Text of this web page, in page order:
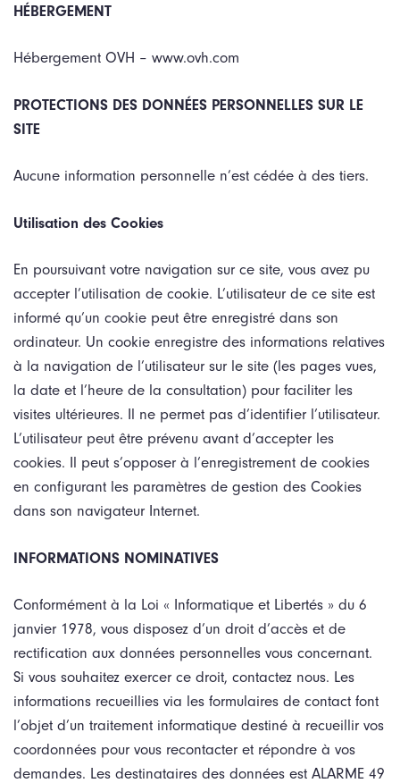
HÉBERGEMENT
Hébergement OVH – www.ovh.com
PROTECTIONS DES DONNÉES PERSONNELLES SUR LE
SITE
Aucune information personnelle n’est cédée à des tiers.
Utilisation des Cookies
En poursuivant votre navigation sur ce site, vous avez pu
accepter l’utilisation de cookie. L’utilisateur de ce site est
informé qu’un cookie peut être enregistré dans son
ordinateur. Un cookie enregistre des informations relatives
à la navigation de l’utilisateur sur le site (les pages vues,
la date et l’heure de la consultation) pour faciliter les
visites ultérieures. Il ne permet pas d’identifier l’utilisateur.
L’utilisateur peut être prévenu avant d’accepter les
cookies. Il peut s’opposer à l’enregistrement de cookies
en configurant les paramètres de gestion des Cookies
dans son navigateur Internet.
INFORMATIONS NOMINATIVES
Conformément à la Loi « Informatique et Libertés » du 6
janvier 1978, vous disposez d’un droit d’accès et de
rectification aux données personnelles vous concernant.
Si vous souhaitez exercer ce droit, contactez nous. Les
informations recueillies via les formulaires de contact font
l’objet d’un traitement informatique destiné à recueillir vos
coordonnées pour vous recontacter et répondre à vos
demandes. Les destinataires des données est ALARME 49